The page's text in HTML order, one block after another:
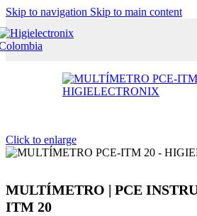
Skip to navigation Skip to main content
Click to enlarge
MULTÍMETRO | PCE
ITM 20